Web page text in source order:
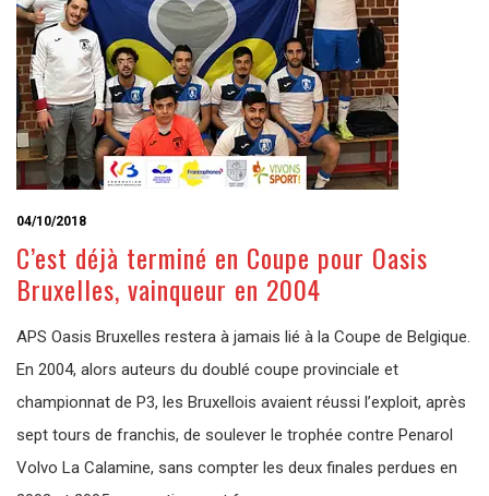
04/10/2018
C’est déjà terminé en Coupe pour Oasis
Bruxelles, vainqueur en 2004
APS Oasis Bruxelles restera à jamais lié à la Coupe de Belgique.
En 2004, alors auteurs du doublé coupe provinciale et
championnat de P3, les Bruxellois avaient réussi l’exploit, après
sept tours de franchis, de soulever le trophée contre Penarol
Volvo La Calamine, sans compter les deux finales perdues en